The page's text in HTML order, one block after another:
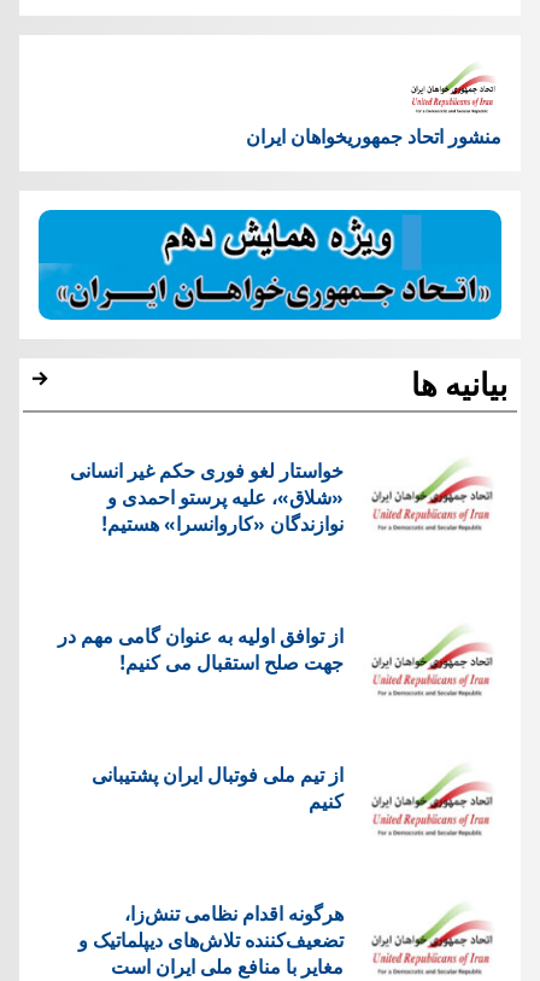
منشور اتحاد جمهوریخواهان ایران
بیانیه ها
خواستار لغو فوری حکم غیر انسانی
«شلاق»، علیه پرستو احمدی و
نوازندگان «کاروانسرا» هستیم!
از توافق اولیه به عنوان گامی مهم در
جهت صلح استقبال می کنیم!
از تیم ملی فوتبال ایران پشتیبانی
کنیم
هرگونه اقدام نظامی تنش‌زا،
تضعیف‌کننده تلاش‌های دیپلماتیک و
مغایر با منافع ملی ایران است